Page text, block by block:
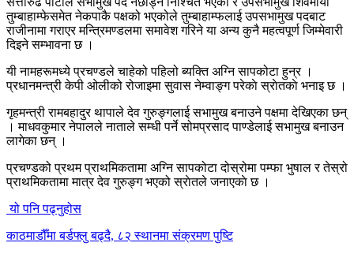
तुम्बाहाम्फेसमेत नेकपाकै पक्षको भएकोले तुम्बाहाम्फलाई उपसभामुख पदबाट
राजीनामा गराएर मन्त्रिमण्डलमा समावेश गरिने या अन्य कुनै महत्वपूर्ण जिम्मेवारी
दिइने सम्भावना छ ।
यी नामहरूमध्ये प्रचण्डले चाहेको पहिलो ब्यक्ति अग्नि सापकोटा हुन्र ।
प्रधानमन्त्री केपी ओलीको रोजाइमा सुवास नेम्वाङ्ग परेकाे स्राेतकाे भनाइ छ ।
गृहमन्त्री रामबहादुर थापाले देव गुरुङ्गलाई सभामुख बनाउने पक्षमा देखिएका छन्
। माधवकुमार नेपालले नाताले सम्धी पर्ने सोमप्रसाद पाण्डेलाई सभामुख बनाउन
लागेका छन् ।
प्रचण्डको प्रथम प्राथमिकतामा अग्नि सापकोटा दोस्रोमा पम्फा भुषाल र तेस्रो
प्राथमिकतामा मात्र देव गुरुङ्ग भएको स्राेतले जनाएकाे छ ।
यो पनि पढ्नुहोस
काठमाडौँमा बर्डफ्लु बढ्दै, ८२ स्थानमा संक्रमण पुष्टि